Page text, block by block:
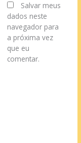
Salvar meus
dados neste
navegador para
a próxima vez
que eu
comentar.